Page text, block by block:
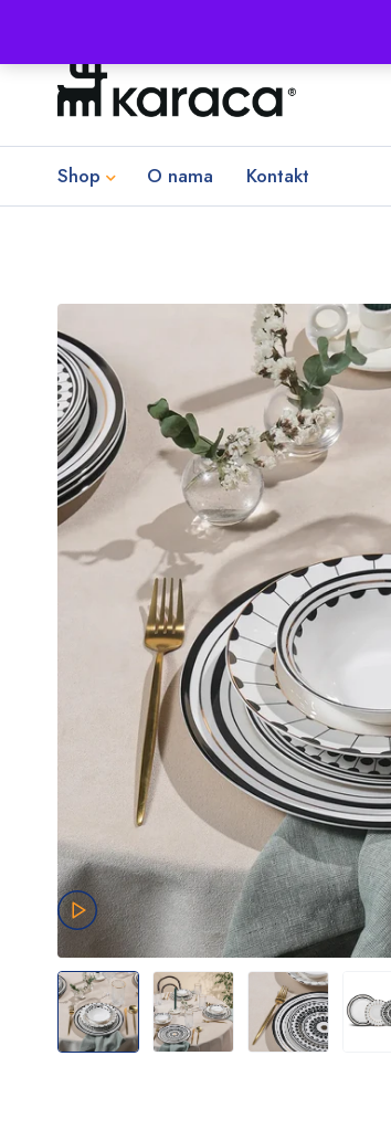
Shop O nama Kontakt